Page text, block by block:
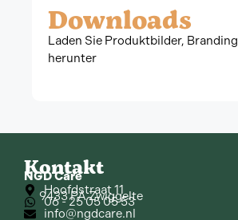
Downloads
Laden Sie Produktbilder,
herunter
Kontakt
NGD Care
Hoofdstraat 11
9433 PA Zwiggelte
06 - 25 05 05 53
info@ngdcare.nl